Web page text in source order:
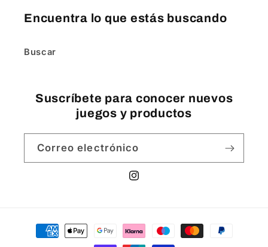
Encuentra lo que estás buscando
Buscar
Suscríbete para conocer nuevos
juegos y productos
Correo electrónico
Instagram
Formas